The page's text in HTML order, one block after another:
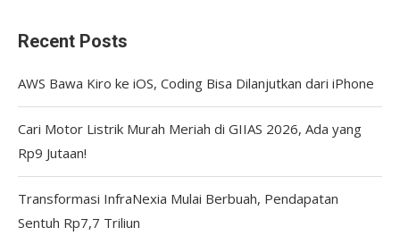
Recent Posts
AWS Bawa Kiro ke iOS, Coding Bisa Dilanjutkan dari iPhone
Cari Motor Listrik Murah Meriah di GIIAS 2026, Ada yang
Rp9 Jutaan!
Transformasi InfraNexia Mulai Berbuah, Pendapatan
Sentuh Rp7,7 Triliun